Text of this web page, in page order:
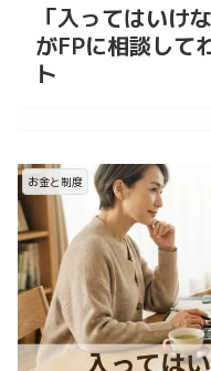
「入ってはいけ
がFPに相談して
ト
お金と制度